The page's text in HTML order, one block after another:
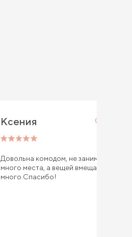
Ксения 01.06.2019
Довольна комодом, не занимает
много места, а вещей вмещает в себя
много.Спасибо!